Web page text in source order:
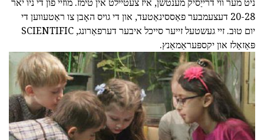
ניט מער ווי דרייַסיק מענטשן, איז צעטיילט אין טימז. מוזיי פון די ניו יאר
20-28 דעצעמבער פאַססינאַטעד, און די גויס האָבן צו ראַטעווען די
יום טוּב. זיי געשטעל זייער סייכל איבער דערפאַרונג, SCIENTIFIC
פּאַזאַלז און יקספּעראַמאַנץ.